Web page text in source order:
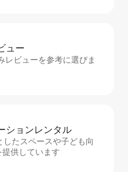
ュ⁠ー
レビューを参考に選びま
シ⁠ョ⁠ンレ⁠ン⁠タ⁠ル
たスペースや子ども向
供しています